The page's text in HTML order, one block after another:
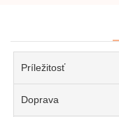
Príležitosť
Doprava